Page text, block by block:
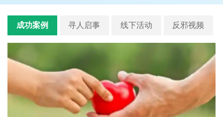
成功案例 寻人启事 线下活动 反邪视频